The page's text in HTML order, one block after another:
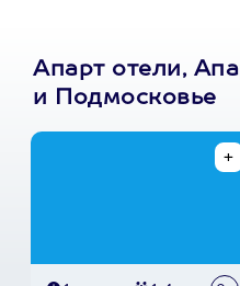
Апарт отели,
и Подмосковье